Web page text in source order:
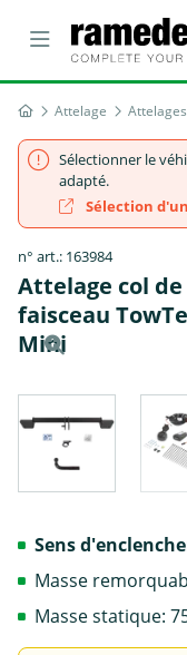
Attelage Attelages
Sélectionner le
adapté.
Sélection
n° art.: 163984
Attelage col de
faisceau
Mini
Sens
Masse
Masse statique: